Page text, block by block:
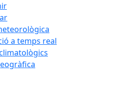
a temps real